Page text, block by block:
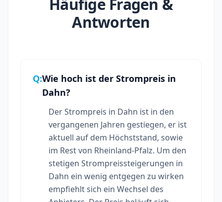
Antworten
Q:Wie hoch ist der Strompreis in
Dahn?
Der Strompreis in Dahn ist in den
vergangenen Jahren gestiegen, er ist
aktuell auf dem Höchststand, sowie
im Rest von Rheinland-Pfalz. Um den
stetigen Strompreissteigerungen in
Dahn ein wenig entgegen zu wirken
empfiehlt sich ein Wechsel des